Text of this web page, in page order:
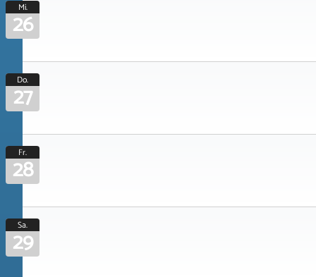
Mi.
26
Do.
27
Fr.
28
Sa.
29